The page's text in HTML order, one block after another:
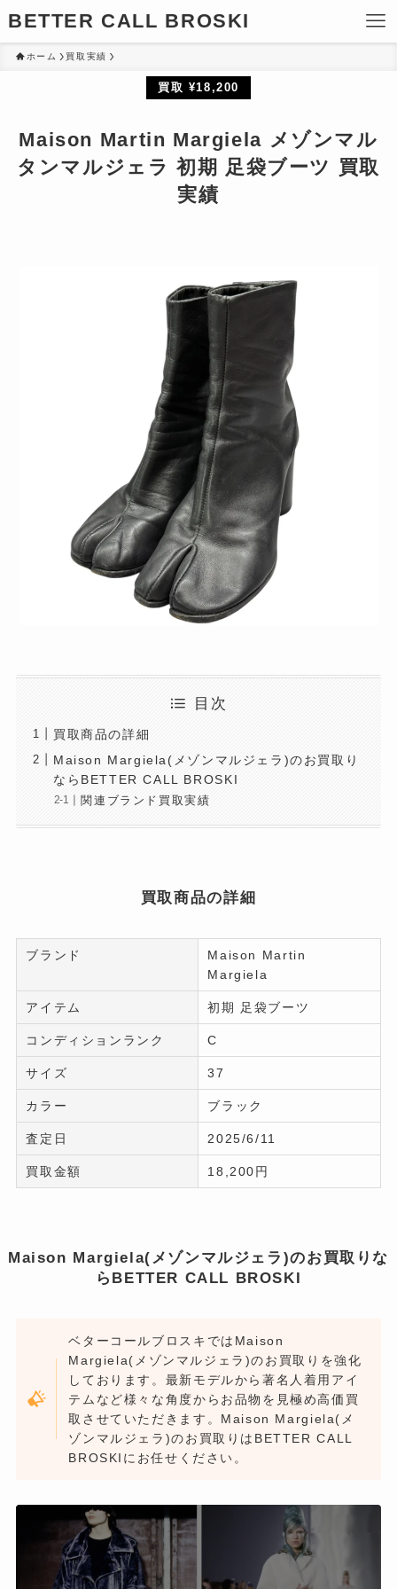
BETTER CALL BROSKI
ホーム 買取実績
買取 ¥18,200
Maison Martin Margiela メゾンマル
タンマルジェラ 初期 足袋ブーツ 買取
実績
目次
買取商品の詳細
Maison Margiela(メゾンマルジェラ)のお買取り
ならBETTER CALL BROSKI
関連ブランド買取実績
買取商品の詳細
ブランド
Maison Martin
Margiela
アイテム 初期 足袋ブーツ
コンディションランク C
サイズ 37
カラー ブラック
査定日 2025/6/11
買取金額 18,200円
Maison Margiela(メゾンマルジェラ)のお買取りな
らBETTER CALL BROSKI
ベターコールブロスキではMaison
Margiela(メゾンマルジェラ)のお買取りを強化
しております。最新モデルから著名人着用アイ
テムなど様々な角度からお品物を見極め高価買
取させていただきます。Maison Margiela(メ
ゾンマルジェラ)のお買取りはBETTER CALL
BROSKIにお任せください。